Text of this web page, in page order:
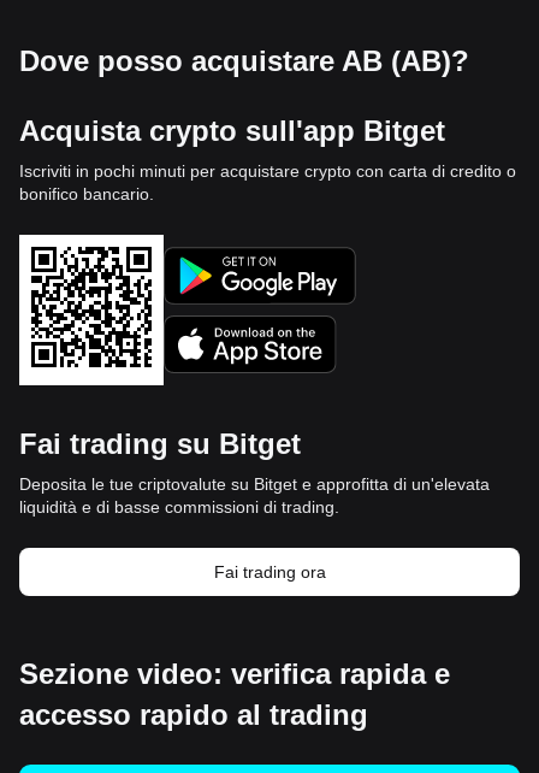
Dove posso acquistare AB (AB)?
Acquista crypto sull'app Bitget
Iscriviti in pochi minuti per acquistare crypto con carta di credito o
bonifico bancario.
Fai trading su Bitget
Deposita le tue criptovalute su Bitget e approfitta di un'elevata
liquidità e di basse commissioni di trading.
Fai trading ora
Sezione video: verifica rapida e
accesso rapido al trading